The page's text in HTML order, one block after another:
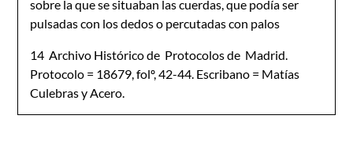
sobre la que se situaban las cuerdas, que podía ser
pulsadas con los dedos o percutadas con palos
14 Archivo Histórico de Protocolos de Madrid.
Protocolo = 18679, folº, 42-44. Escribano = Matías
Culebras y Acero.